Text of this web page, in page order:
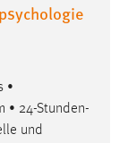
•
• 24-Stunden-
und